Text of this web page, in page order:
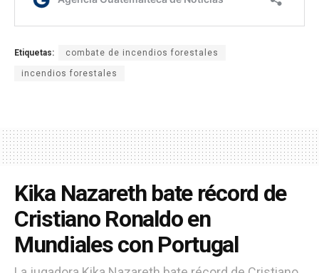
Etiquetas: combate de incendios forestales
incendios forestales
Kika Nazareth bate récord de
Cristiano Ronaldo en
Mundiales con Portugal